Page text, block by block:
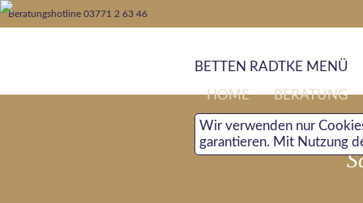
Beratungshotline 03771 2 63 46
BETTEN RADTKE MENÜ
HOME BERATUNG
Wir verwenden nur
garantieren. Mit Nutzung